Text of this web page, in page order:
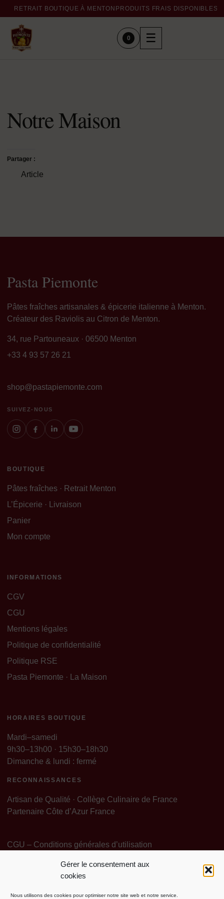
Gérer le consentement aux
cookies
Nous utilisons des cookies pour optimiser notre site web et notre service.
RETRAIT BOUTIQUE À MENTON PRODUITS FRAIS DISPONIBLES
0 ☰
Notre Maison
Partager :
Article
Pasta Piemonte
Pâtes fraîches artisanales & épicerie italienne à Menton.
Créateur des Raviolis au Citron de Menton.
34, rue Partouneaux · 06500 Menton
+33 4 93 57 26 21
shop@pastapiemonte.com
SUIVEZ-NOUS
BOUTIQUE
Pâtes fraîches · Retrait Menton
L’Épicerie · Livraison
Panier
Mon compte
INFORMATIONS
CGV
CGU
Mentions légales
Politique de confidentialité
Politique RSE
Pasta Piemonte · La Maison
HORAIRES BOUTIQUE
Mardi–samedi
9h30–13h00 · 15h30–18h30
Dimanche & lundi : fermé
RECONNAISSANCES
Artisan de Qualité · Collège Culinaire de France
Partenaire Côte d’Azur France
CGU – Conditions générales d’utilisation
Politique de ConfidentialitéMentions légales